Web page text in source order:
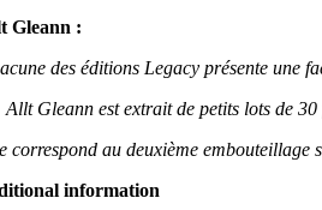
Gleann :
des éditions Legacy présente une
Allt Gleann est extrait de petits lots de
correspond au deuxième embouteillage
information